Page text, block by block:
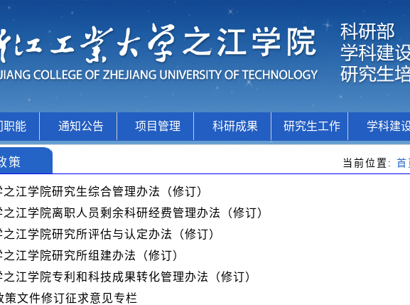
职能 通知公告 项目管理 科研成果 研究生工作 学科建
策 当前位置: 首
江学院研究生综合管理办法（修订）
江学院离职人员剩余科研经费管理办法（修订）
江学院研究所评估与认定办法（修订）
江学院研究所组建办法（修订）
江学院专利和科技成果转化管理办法（修订）
策文件修订征求意见专栏